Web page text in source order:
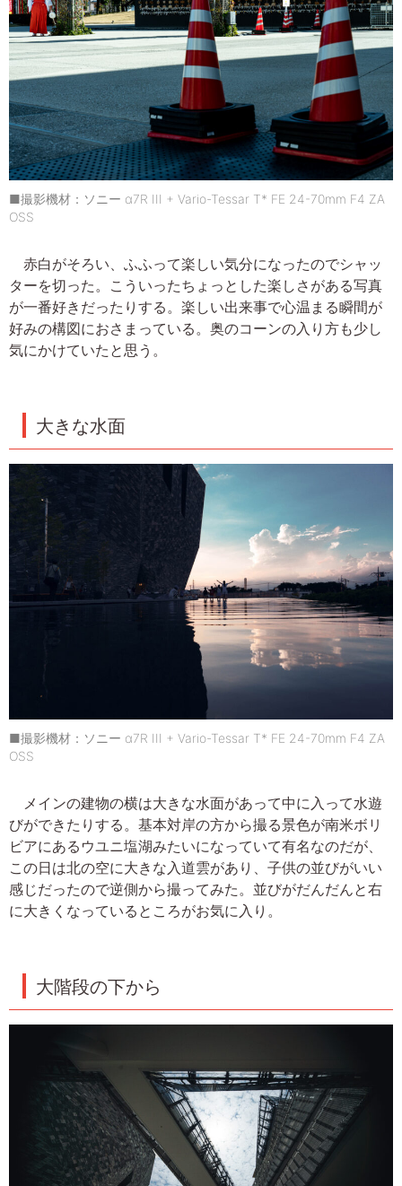
■撮影機材：ソニー α7R III + Vario-Tessar T* FE 24-70mm F4 ZA
OSS
赤白がそろい、ふふって楽しい気分になったのでシャッ
ターを切った。こういったちょっとした楽しさがある写真
が一番好きだったりする。楽しい出来事で心温まる瞬間が
好みの構図におさまっている。奥のコーンの入り方も少し
気にかけていたと思う。
大きな水面
■撮影機材：ソニー α7R III + Vario-Tessar T* FE 24-70mm F4 ZA
OSS
メインの建物の横は大きな水面があって中に入って水遊
びができたりする。基本対岸の方から撮る景色が南米ボリ
ビアにあるウユニ塩湖みたいになっていて有名なのだが、
この日は北の空に大きな入道雲があり、子供の並びがいい
感じだったので逆側から撮ってみた。並びがだんだんと右
に大きくなっているところがお気に入り。
大階段の下から